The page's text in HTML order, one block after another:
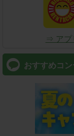
⇒ アプ
おすすめコ